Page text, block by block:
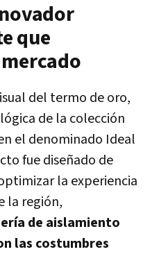
que
del termo de oro,
de la colección
el denominado Ideal
fue diseñado de
la experiencia
la región,
de aislamiento
las costumbres